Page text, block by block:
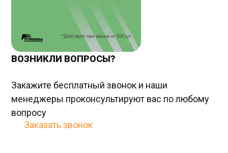
ВОЗНИКЛИ ВОПРОСЫ?
Закажите бесплатный звонок и наши
менеджеры проконсультируют ваc по любому
вопросу
Заказать звонок